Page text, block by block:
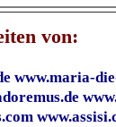
von:
www.maria-